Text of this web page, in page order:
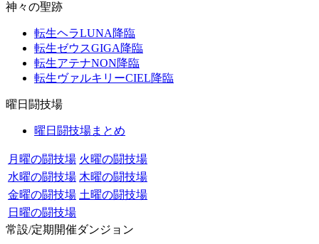
神々の聖跡
転生ヘラLUNA降臨
転生ゼウスGIGA降臨
転生アテナNON降臨
転生ヴァルキリーCIEL降臨
曜日闘技場
曜日闘技場まとめ
月曜の闘技場 火曜の闘技場
水曜の闘技場 木曜の闘技場
金曜の闘技場 土曜の闘技場
日曜の闘技場
常設/定期開催ダンジョン